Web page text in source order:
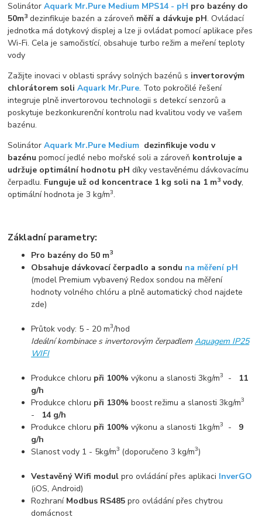
SolinátorAquark Mr.Pure Medium MPS14 - pH pro bazény do
50m3 dezinfikuje bazén a zároveň měří a dávkuje pH. Ovládací
jednotka má dotykový displej a lze ji ovládat pomocí aplikace přes
Wi-Fi. Cela je samočistící, obsahuje turbo režim a meření teploty
vody
Zažijte inovaci v oblasti správy solných bazénů s invertorovým
chlorátorem soliAquark Mr.Pure. Toto pokročilé řešení
integruje plně invertorovou technologii s detekcí senzorů a
poskytuje bezkonkurenční kontrolu nad kvalitou vody ve vašem
bazénu.
SolinátorAquark Mr.Pure Medium dezinfikuje vodu v
bazénu pomocí jedlé nebo mořské soli a zároveň kontroluje a
udržuje optimální hodnotu pH díky vestavěnému dávkovacímu
čerpadlu. Funguje už od koncentrace 1 kg soli na 1 m3 vody,
optimální hodnota je 3 kg/m3.
Základní parametry:
Pro bazény do 50 m3
Obsahuje dávkovací čerpadlo a sondu na měření pH
(model Premium vybavený Redox sondou na měření
hodnoty volného chlóru a plně automatický chod najdete
zde)
Průtok vody: 5 - 20 m3/hod
Ideální kombinace s invertorovým čerpadlemAquagem IP25
WIFI
Produkce chloru při 100%výkonu a slanosti 3kg/m3 - 11
g/h
Produkce chloru při 130% boost režimu a slanosti 3kg/m3
- 14 g/h
Produkce chloru při 100%výkonu a slanosti 1kg/m3 - 9
g/h
Slanost vody 1 - 5kg/m3 (doporučeno 3 kg/m3)
Vestavěný Wifi modul pro ovládání přes aplikaci InverGO
(iOS, Android)
Rozhraní Modbus RS485 pro ovládání přes chytrou
domácnost